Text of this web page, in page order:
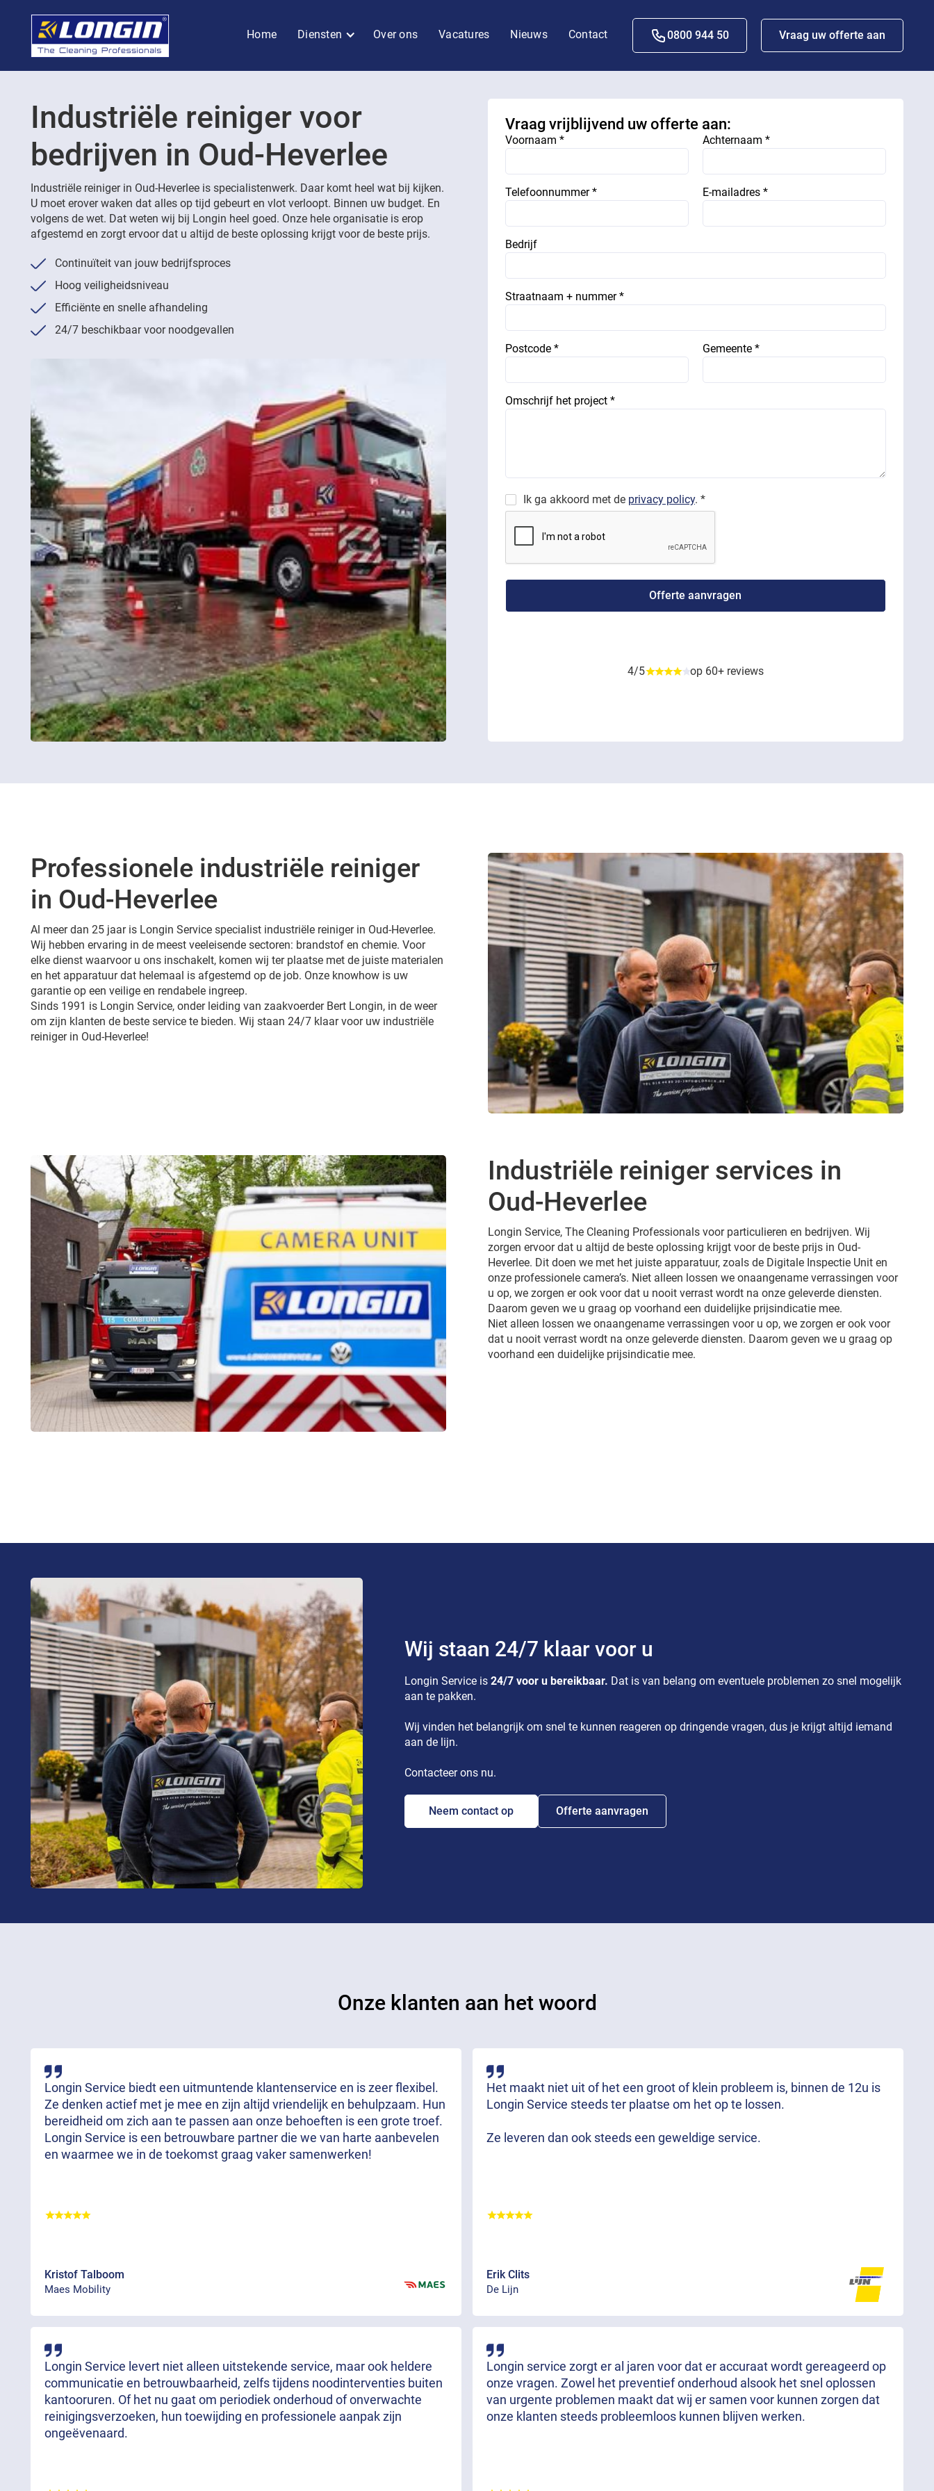
Home Diensten Over ons Vacatures Nieuws Contact 0800 944 50 Vraag uw offerte aan
Industriële reiniger voor
bedrijven in Oud-Heverlee
Industriële reiniger in Oud-Heverlee is specialistenwerk. Daar komt heel wat bij kijken.
U moet erover waken dat alles op tijd gebeurt en vlot verloopt. Binnen uw budget. En
volgens de wet. Dat weten wij bij Longin heel goed. Onze hele organisatie is erop
afgestemd en zorgt ervoor dat u altijd de beste oplossing krijgt voor de beste prijs.
Continuïteit van jouw bedrijfsproces
Hoog veiligheidsniveau
Efficiënte en snelle afhandeling
24/7 beschikbaar voor noodgevallen
Vraag vrijblijvend uw offerte aan:
Voornaam * Achternaam *
Telefoonnummer * E-mailadres *
Bedrijf
Straatnaam + nummer *
Postcode * Gemeente *
Omschrijf het project *
Ik ga akkoord met de privacy policy. *
4/5 op 60+ reviews
Professionele industriële reiniger
in Oud-Heverlee
Al meer dan 25 jaar is Longin Service specialist industriële reiniger in Oud-Heverlee.
Wij hebben ervaring in de meest veeleisende sectoren: brandstof en chemie. Voor
elke dienst waarvoor u ons inschakelt, komen wij ter plaatse met de juiste materialen
en het apparatuur dat helemaal is afgestemd op de job. Onze knowhow is uw
garantie op een veilige en rendabele ingreep.
Sinds 1991 is Longin Service, onder leiding van zaakvoerder Bert Longin, in de weer
om zijn klanten de beste service te bieden. Wij staan 24/7 klaar voor uw industriële
reiniger in Oud-Heverlee!
Industriële reiniger services in
Oud-Heverlee
Longin Service, The Cleaning Professionals voor particulieren en bedrijven. Wij
zorgen ervoor dat u altijd de beste oplossing krijgt voor de beste prijs in Oud-
Heverlee. Dit doen we met het juiste apparatuur, zoals de Digitale Inspectie Unit en
onze professionele camera’s. Niet alleen lossen we onaangename verrassingen voor
u op, we zorgen er ook voor dat u nooit verrast wordt na onze geleverde diensten.
Daarom geven we u graag op voorhand een duidelijke prijsindicatie mee.
Niet alleen lossen we onaangename verrassingen voor u op, we zorgen er ook voor
dat u nooit verrast wordt na onze geleverde diensten. Daarom geven we u graag op
voorhand een duidelijke prijsindicatie mee.
Wij staan 24/7 klaar voor u
Longin Service is24/7 voor u bereikbaar. Dat is van belang om eventuele problemen zo snel mogelijk
aan te pakken.
Wij vinden het belangrijk om snel te kunnen reageren op dringende vragen, dus je krijgt altijd iemand
aan de lijn.
Contacteer ons nu.
Neem contact op Offerte aanvragen
Onze klanten aan het woord
Longin Service biedt een uitmuntende klantenservice en is zeer flexibel.
Ze denken actief met je mee en zijn altijd vriendelijk en behulpzaam. Hun
bereidheid om zich aan te passen aan onze behoeften is een grote troef.
Longin Service is een betrouwbare partner die we van harte aanbevelen
en waarmee we in de toekomst graag vaker samenwerken!
Kristof Talboom
Maes Mobility
Het maakt niet uit of het een groot of klein probleem is, binnen de 12u is
Longin Service steeds ter plaatse om het op te lossen.
Ze leveren dan ook steeds een geweldige service.
Erik Clits
De Lijn
Longin Service levert niet alleen uitstekende service, maar ook heldere
communicatie en betrouwbaarheid, zelfs tijdens noodinterventies buiten
kantooruren. Of het nu gaat om periodiek onderhoud of onverwachte
reinigingsverzoeken, hun toewijding en professionele aanpak zijn
ongeëvenaard.
Longin service zorgt er al jaren voor dat er accuraat wordt gereageerd op
onze vragen. Zowel het preventief onderhoud alsook het snel oplossen
van urgente problemen maakt dat wij er samen voor kunnen zorgen dat
onze klanten steeds probleemloos kunnen blijven werken.